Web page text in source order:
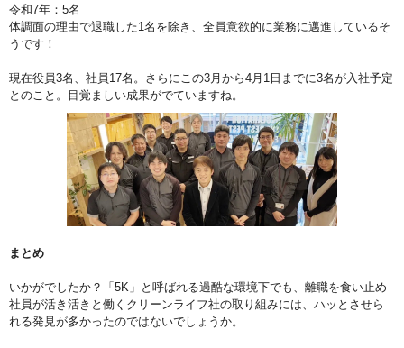
令和7年：5名
体調面の理由で退職した1名を除き、全員意欲的に業務に邁進しているそ
うです！
現在役員3名、社員17名。さらにこの3月から4月1日までに3名が入社予定
とのこと。目覚ましい成果がでていますね。
まとめ
いかがでしたか？「5K」と呼ばれる過酷な環境下でも、離職を食い止め
社員が活き活きと働くクリーンライフ社の取り組みには、ハッとさせら
れる発見が多かったのではないでしょうか。